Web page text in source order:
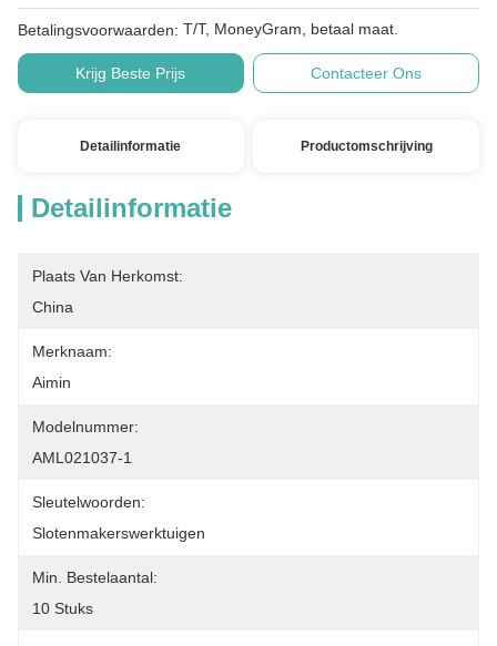
Betalingsvoorwaarden: T/T, MoneyGram, betaal maat.
Krijg Beste Prijs Contacteer Ons
Detailinformatie Productomschrijving
Detailinformatie
Plaats Van Herkomst:
China
Merknaam:
Aimin
Modelnummer:
AML021037-1
Sleutelwoorden:
Slotenmakerswerktuigen
Min. Bestelaantal:
10 Stuks